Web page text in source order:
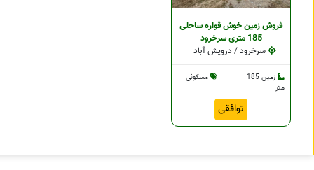
فروش زمین خوش قواره ساحلی
185 متری سرخرود
سرخرود / درویش آباد
زمین 185
متر
مسکونی
توافقی